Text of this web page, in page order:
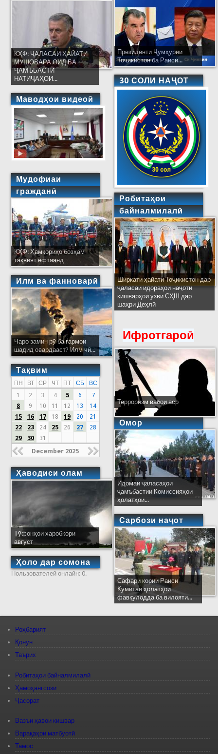
КҲФ: ҶАЛАСАИ ҲАЙАТИ
МУШОВАРА ОИД БА
ҶАМЪБАСТИ
НАТИҶАҲОИ...
Маводҳои видеоӣ
Мудофиаи
гражданӣ
КҲФ: Ҳамкориҳо бозҳам
тақвият ёфтаанд
Илм ва фанноварӣ
Чаро замин рӯ ба гармои
шадид овардааст? Илм чӣ...
Тақвим
ПН ВТ СР ЧТ ПТ СБ
ВС
1
2 3 4 5 6
7
8
9 10 11 12 13
14
15
16 17 18 19 20
21
22
23 24 25 26 27
28
29
30 31
December 2025
Ҳаводиси олам
Тӯфонҳои харобкори
август
Ҳоло дар сомона
Пользователей онлайн: 0.
Президенти Ҷумҳурии
Тоҷикистон ба Раиси...
30 СОЛИ НАҶОТ
Робитаҳои
байналмилалӣ
Ширкати ҳайати Тоҷикистон дар
ҷаласаи идораҳои наҷоти
кишварҳои узви СҲШ дар
шаҳри Деҳлӣ
Ифротгароӣ
Терроризм вабои аср
Омор
Идомаи ҷаласаҳои
ҷамъбастии Комиссияҳои
ҳолатҳои...
Сарбози наҷот
Сафари кории Раиси
Кумитаи ҳолатҳои
фавқулодда ба вилояти...
Роҳбарият
Қонун
Таърих
Робитаҳои байналмилалӣ
Ҳамоҳангсозӣ
Ҷасорат
Вазъи ҳавои кишвар
Варақаҳои матбуотӣ
Тамос